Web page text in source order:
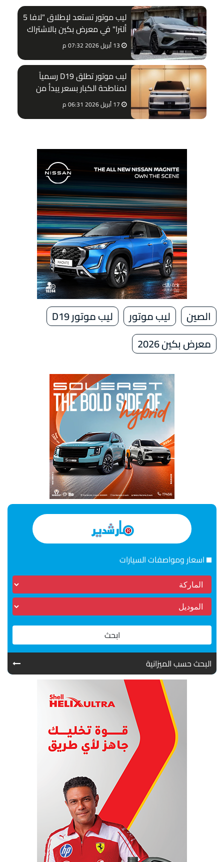
ليب موتور تستعد لإطلاق "لافا 5
ألترا" في معرض بكين بالاشتراك
مع ستيلانتيس
13 أبريل 2026 07:32 م
ليب موتور تطلق D19 رسمياً
لمناطحة الكبار بسعر يبدأ من
32,220 دولار
17 أبريل 2026 06:31 م
الصين ليب موتور
ليب موتور D19
معرض بكين 2026
اسعار ومواصفات السيارات
ابحث
البحث حسب الميزانية